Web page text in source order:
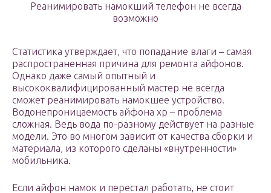
Реанимировать намокший телефон не всегда
возможно
Статистика утверждает, что попадание влаги – самая
распространенная причина для ремонта айфонов.
Однако даже самый опытный и
высококвалифицированный мастер не всегда
сможет реанимировать намокшее устройство.
Водонепроницаемость айфона хр – проблема
сложная. Ведь вода по-разному действует на разные
модели. Это во многом зависит от качества сборки и
материала, из которого сделаны «внутренности»
мобильника.
Если айфон намок и перестал работать, не стоит